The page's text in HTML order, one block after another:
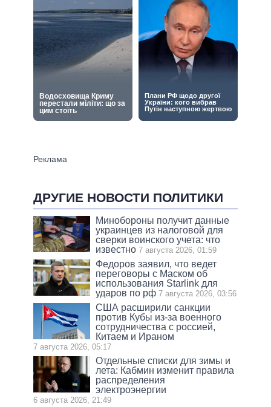
ДРУГИЕ НОВОСТИ ПОЛИТИКИ
Минобороны получит данные
украинцев из налоговой для
сверки воинского учета: что
известно 7 августа 2026, 01:59
Федоров заявил, что ведет
переговоры с Маском об
использования Starlink для
ударов по рф 7 августа 2026, 03:56
США расширили санкции
против Кубы из-за военного
сотрудничества с россией,
Китаем и Ираном
7 августа 2026, 05:17
Отдельные списки для зимы и
лета: Кабмин изменит правила
распределения
электроэнергии
6 августа 2026, 21:49